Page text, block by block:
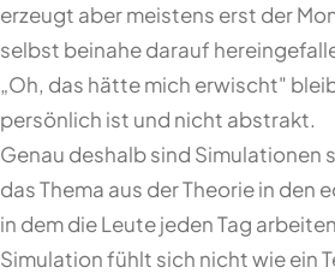
erzeugt aber meistens erst der
selbst beinahe darauf
„Oh, das hätte mich erwischt"
persönlich ist und nicht abstrakt.
Genau deshalb sind Simulationen
das Thema aus der Theorie in den
in dem die Leute jeden Tag
Simulation fühlt sich nicht wie ein